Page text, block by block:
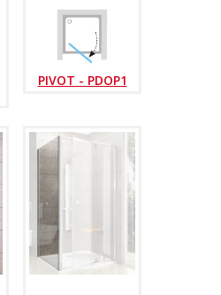
PIVOT - PDOP1